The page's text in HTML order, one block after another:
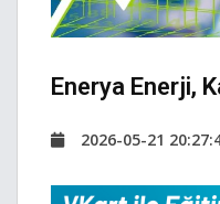
Enerya Enerji,
2026-05-21